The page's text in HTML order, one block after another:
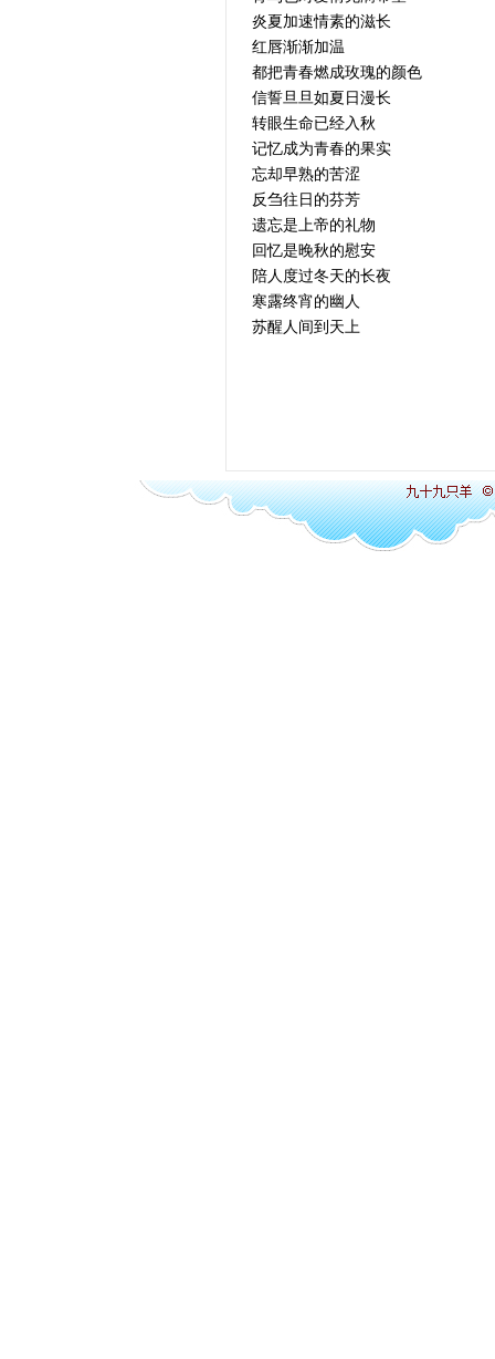
炎夏加速情素的滋长
红唇渐渐加温
都把青春燃成玫瑰的颜色
信誓旦旦如夏日漫长
转眼生命已经入秋
记忆成为青春的果实
忘却早熟的苦涩
反刍往日的芬芳
遗忘是上帝的礼物
回忆是晚秋的慰安
陪人度过冬天的长夜
寒露终宵的幽人
苏醒人间到天上